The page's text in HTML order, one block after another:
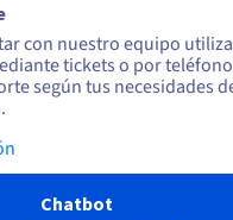
con nuestro equipo
tickets o por
según tus necesidades
Chatbot